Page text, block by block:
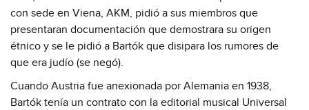
con sede en Viena, AKM, pidió a sus miembros que
presentaran documentación que demostrara su origen
étnico y se le pidió a Bartók que disipara los rumores de
que era judío (se negó).
Cuando Austria fue anexionada por Alemania en 1938,
Bartók tenía un contrato con la editorial musical Universal